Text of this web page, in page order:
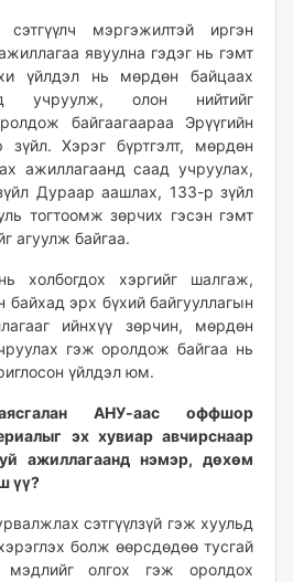
мэргэжилтэй иргэн
явуулна гэдэг нь гэмт
үйлдэл нь мөрдөн байцаах
учруулж, олон нийтийг
байгаагаараа Эрүүгийн
зүйл. Хэрэг бүртгэлт, мөрдөн
ажиллагаанд саад учруулах,
Дураар аашлах, 133-р зүйл
тогтоомж зөрчих гэсэн гэмт
агуулж байгаа.
холбогдох хэргийг шалгаж,
байхад эрх бүхий байгууллагын
ийнхүү зөрчин, мөрдөн
гэж оролдож байгаа нь
үйлдэл юм.
АНУ-аас оффшор
эх хувиар авчирснаар
ажиллагаанд нэмэр, дөхөм
үү?
сэтгүүлзүй гэж хуульд
болж өөрсдөдөө тусгай
мэдлийг олгох гэж оролдох